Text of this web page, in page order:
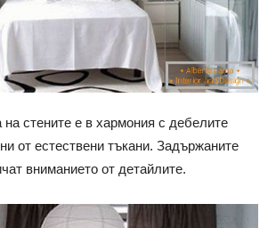
на стените е в хармония с дебелите
от естествени тъкани. Задържаните
вниманието от детайлите.